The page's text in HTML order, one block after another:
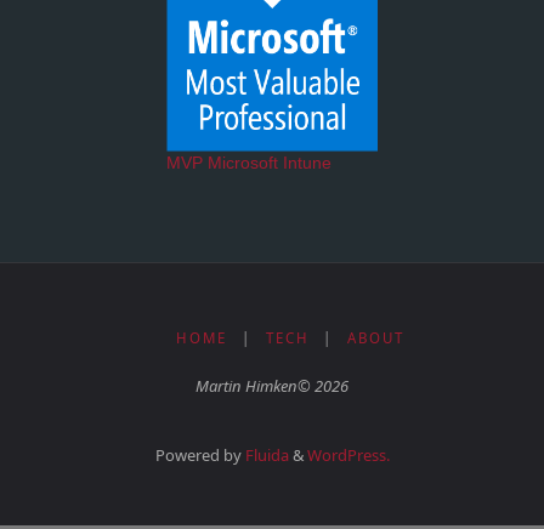
MVP Microsoft Intune
HOME TECH ABOUT
Martin Himken© 2026
Powered byFluida&WordPress.